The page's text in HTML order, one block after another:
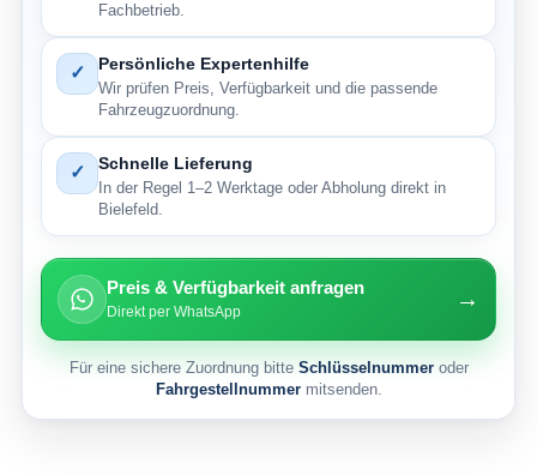
Fachbetrieb.
✓ Persönliche Expertenhilfe
Wir prüfen Preis, Verfügbarkeit und die passende
Fahrzeugzuordnung.
✓ Schnelle Lieferung
In der Regel 1–2 Werktage oder Abholung direkt in
Bielefeld.
Preis & Verfügbarkeit anfragen
Direkt per WhatsApp →
Für eine sichere Zuordnung bitte Schlüsselnummeroder
Fahrgestellnummermitsenden.